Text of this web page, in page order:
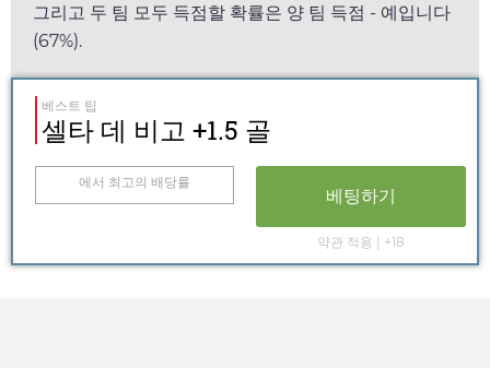
그리고 두 팀 모두 득점할 확률은 양 팀 득점 - 예입니다
(67%).
베스트 팁
셀타 데 비고 +1.5 골
에서 최고의 배당률
베팅하기
약관 적용 | +18